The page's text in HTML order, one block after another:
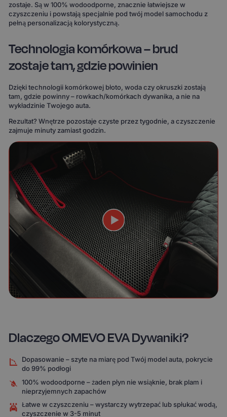
zostaje. Są w 100% wodoodporne, znacznie łatwiejsze w
czyszczeniu i powstają specjalnie pod twój model samochodu z
pełną personalizacją kolorystyczną.
Technologia komórkowa – brud
zostaje tam, gdzie powinien
Dzięki technologii komórkowej błoto, woda czy okruszki zostają
tam, gdzie powinny – rowkach/komórkach dywanika, a nie na
wykładzinie Twojego auta.
Rezultat? Wnętrze pozostaje czyste przez tygodnie, a czyszczenie
zajmuje minuty zamiast godzin.
Dlaczego OMEVO EVA Dywaniki?
Dopasowanie – szyte na miarę pod Twój model auta, pokrycie
do 99% podłogi
100% wodoodporne – żaden płyn nie wsiąknie, brak plam i
nieprzyjemnych zapachów
Łatwe w czyszczeniu – wystarczy wytrzepać lub spłukać wodą,
czyszczenie w 3-5 minut